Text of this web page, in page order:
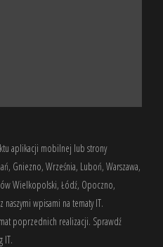
aplikacji mobilnej lub strony
Gniezno, Września, Luboń, Warszawa,
Wielkopolski, Łódź, Opoczno,
naszymi wpisami na tematy IT.
poprzednich realizacji. Sprawdź
IT.